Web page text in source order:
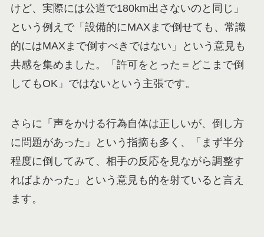
けど、実際には公道で180km出さないのと同じ」
という例えで「設備的にMAXまで倒せても、常識
的にはMAXまで倒すべきではない」という意見も
共感を集めました。「許可をとった＝どこまで倒
してもOK」ではないという主張です。
さらに「声をかける行為自体は正しいが、倒し方
に問題があった」という指摘も多く、「まず半分
程度に倒してみて、相手の反応を見ながら調整す
ればよかった」という意見も的を射ていると言え
ます。